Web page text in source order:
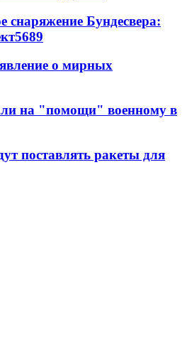
Бундесвера:
5689
о мирных
на "помощи" военному в
поставлять ракеты для